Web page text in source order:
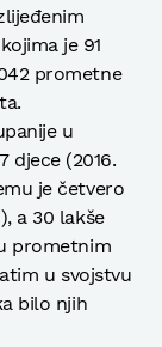
je 91
prometne
u
djece (2016.
je četvero
a 30 lakše
prometnim
u svojstvu
bilo njih